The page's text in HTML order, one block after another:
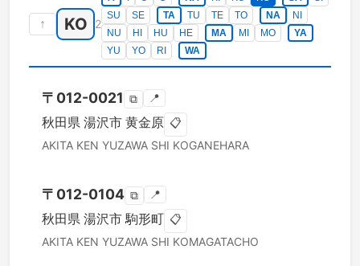
↑ KO 2
SU
SE TA TU TE TO NA
NI
NU
HI HU HE MA MI MO
YA
YU
YO RI WA
〒 012-0021 ⧉ 📍
秋田県 湯沢市 黄金原 📋
AKITA KEN YUZAWA SHI KOGANEHARA
〒 012-0104 ⧉ 📍
秋田県 湯沢市 駒形町 📋
AKITA KEN YUZAWA SHI KOMAGATACHO